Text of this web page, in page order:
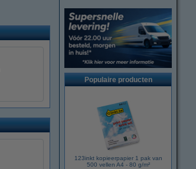
Populaire producten
123inkt kopieerpapier 1 pak van
500 vellen A4 - 80 g/m²